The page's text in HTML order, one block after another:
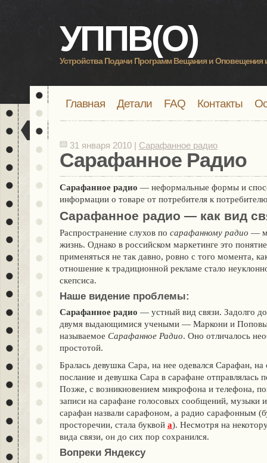
УППВ(О)
Устройства Подачи Программ Вещания и Оповещения
Главная Детали FAQ Контакты
31 января 2010 | Сарафанное радио
Сарафанное Радио
Сарафанное радио — неформальные формы и
информации о товаре от потребителя к
Сарафанное радио — как вид
Распространение слухов по сарафанному радио —
жизнь. Однако в российском маркетинге это
применяться не так давно, ровно с того момента,
отношение к традиционной рекламе стало
скепсиса.
Наше видение проблемы:
Сарафанное радио — устный вид связи. Задолго
двумя выдающимися учеными — Маркони и
называемое Сарафанное Радио. Оно отличалось
простотой.
Бралась девушка Сара, на нее одевался Сарафан, на
послание и девушка Сара в сарафане отправлялась
Позже, с возникновением микрофона и телефона,
записи на сарафане голосовых сообщений, музыки
сарафан назвали сарафоном, а радио сарафонным
просторечии, стала буквой а). Несмотря на
вида связи, он до сих пор сохранился.
Вопреки Яндексу